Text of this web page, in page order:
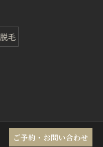
脱毛
ご予約・お問い合わせ